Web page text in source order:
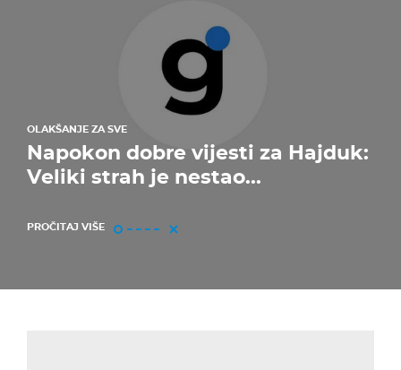
OLAKŠANJE ZA SVE
Napokon dobre vijesti za Hajduk:
Veliki strah je nestao...
PROČITAJ VIŠE